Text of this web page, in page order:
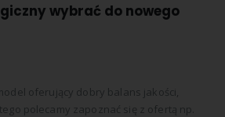
wybrać do nowego
oferujący dobry balans jakości,
polecamy zapoznać się z ofertą np.